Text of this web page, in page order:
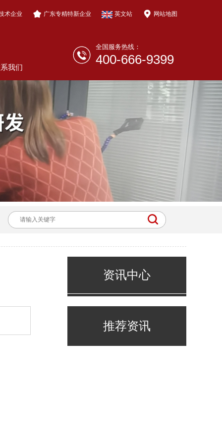
术企业 广东专精特新企业 英文站 网站地图
全国服务热线：
400-666-9399
我们
资讯中心
推荐资讯